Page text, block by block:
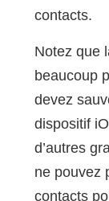
contacts.
Notez que
beaucoup
devez
dispositif
d’autres
ne pouvez
contacts